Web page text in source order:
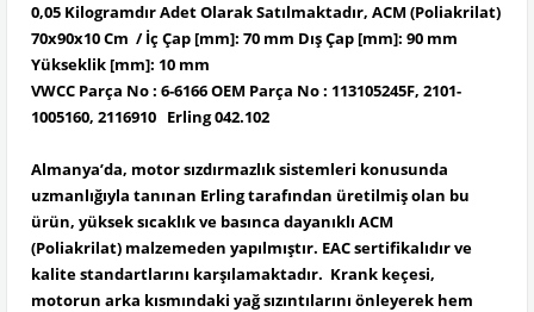
0,05 Kilogramdır Adet Olarak Satılmaktadır, ACM (Poliakrilat)
70x90x10 Cm / İç Çap [mm]: 70 mm Dış Çap [mm]: 90 mm
Yükseklik [mm]: 10 mm
VWCC Parça No : 6-6166 OEM Parça No : 113105245F, 2101-
1005160, 2116910 Erling 042.102
Almanya’da, motor sızdırmazlık sistemleri konusunda
uzmanlığıyla tanınan Erlingtarafından üretilmiş olan bu
ürün, yüksek sıcaklık ve basınca dayanıklı ACM
(Poliakrilat) malzemeden yapılmıştır. EAC sertifikalıdır ve
kalite standartlarını karşılamaktadır. Krank keçesi,
motorun arka kısmındaki yağ sızıntılarını önleyerek hem